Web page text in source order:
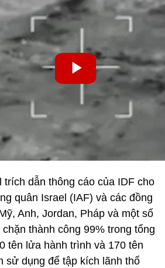
trích dẫn thông cáo của IDF cho
quân Israel (IAF) và các đồng
Anh, Jordan, Pháp và một số
thành công 99% trong tổng
tên lửa hành trình và 170 tên
sử dụng để tập kích lãnh thổ